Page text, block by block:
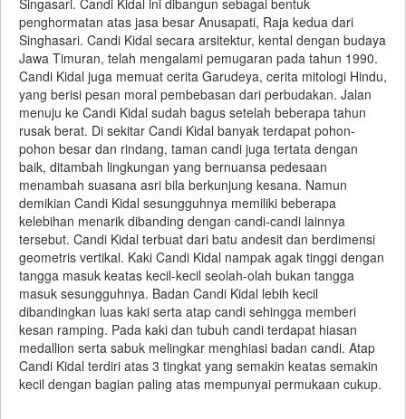
Singasari. Candi Kidal ini dibangun sebagai bentuk
penghormatan atas jasa besar Anusapati, Raja kedua dari
Singhasari. Candi Kidal secara arsitektur, kental dengan budaya
Jawa Timuran, telah mengalami pemugaran pada tahun 1990.
Candi Kidal juga memuat cerita Garudeya, cerita mitologi Hindu,
yang berisi pesan moral pembebasan dari perbudakan. Jalan
menuju ke Candi Kidal sudah bagus setelah beberapa tahun
rusak berat. Di sekitar Candi Kidal banyak terdapat pohon-
pohon besar dan rindang, taman candi juga tertata dengan
baik, ditambah lingkungan yang bernuansa pedesaan
menambah suasana asri bila berkunjung kesana. Namun
demikian Candi Kidal sesungguhnya memiliki beberapa
kelebihan menarik dibanding dengan candi-candi lainnya
tersebut. Candi Kidal terbuat dari batu andesit dan berdimensi
geometris vertikal. Kaki Candi Kidal nampak agak tinggi dengan
tangga masuk keatas kecil-kecil seolah-olah bukan tangga
masuk sesungguhnya. Badan Candi Kidal lebih kecil
dibandingkan luas kaki serta atap candi sehingga memberi
kesan ramping. Pada kaki dan tubuh candi terdapat hiasan
medallion serta sabuk melingkar menghiasi badan candi. Atap
Candi Kidal terdiri atas 3 tingkat yang semakin keatas semakin
kecil dengan bagian paling atas mempunyai permukaan cukup.